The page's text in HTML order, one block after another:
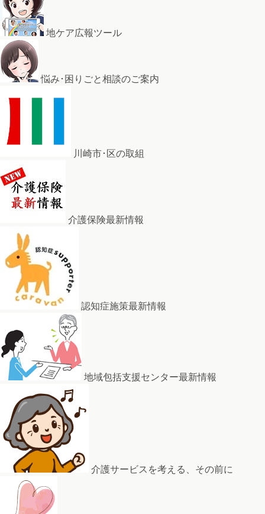
地ケア広報ツール
悩み･困りごと相談のご案内
川崎市･区の取組
介護保険最新情報
認知症施策最新情報
地域包括支援センター最新情報
介護サービスを考える、その前に